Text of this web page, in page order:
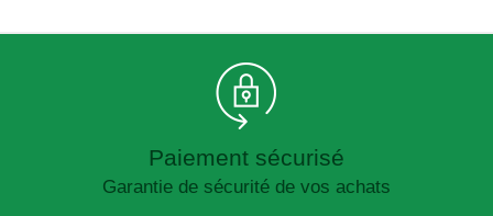
Paiement sécurisé
Garantie de sécurité de vos achats